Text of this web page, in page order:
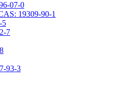
07-0
19309-90-1
5
7
93-3